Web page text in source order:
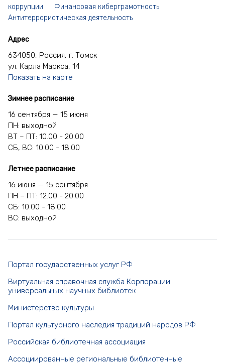
коррупции
Финансовая киберграмотность
Антитеррористическая деятельность
Адрес
634050, Россия, г. Томск
ул. Карла Маркса, 14
Показать на карте
Зимнее расписание
16 сентября — 15 июня
ПН: выходной
ВТ – ПТ: 10.00 - 20.00
СБ, ВС: 10.00 - 18.00
Летнее расписание
16 июня — 15 сентября
ПН – ПТ: 12.00 - 20.00
СБ: 10.00 - 18.00
ВС: выходной
Портал государственных услуг РФ
Виртуальная справочная служба Корпорации
универсальных научных библиотек
Министерство культуры
Портал культурного наследия традиций народов РФ
Российская библиотечная ассоциация
Ассоциированные региональные библиотечные